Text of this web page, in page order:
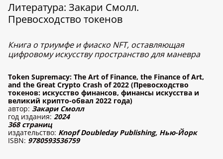
Литература: Закари Смолл.
Превосходство токенов
Книга о триумфе и фиаско NFT, оставляющая
цифровому искусству пространство для маневра
Token Supremacy: The Art of Finance, the Finance of Art,
and the Great Crypto Crash of 2022 (Превосходство
токенов: искусство финансов, финансы искусства и
великий крипто-обвал 2022 года)
автор: Закари Смолл
год издания: 2024
368 страниц
издательство: Knopf Doubleday Publishing, Нью-Йорк
ISBN: 9780593536759